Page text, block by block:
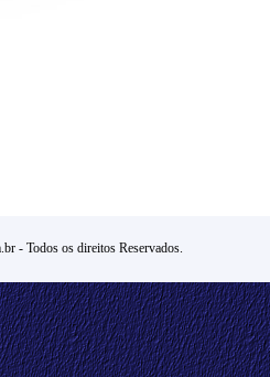
- Todos os direitos Reservados.